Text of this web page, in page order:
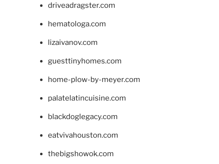
driveadragster.com
hematologa.com
lizaivanov.com
guesttinyhomes.com
home-plow-by-meyer.com
palatelatincuisine.com
blackdoglegacy.com
eatvivahouston.com
thebigshowok.com